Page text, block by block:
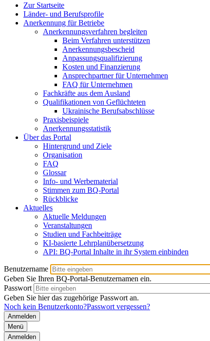
Zur Startseite
Länder- und Berufsprofile
Anerkennung für Betriebe
Anerkennungsverfahren begleiten
Beim Verfahren unterstützen
Anerkennungsbescheid
Anpassungsqualifizierung
Kosten und Finanzierung
Ansprechpartner für Unternehmen
FAQ für Unternehmen
Fachkräfte aus dem Ausland
Qualifikationen von Geflüchteten
Ukrainische Berufsabschlüsse
Praxisbeispiele
Anerkennungsstatistik
Über das Portal
Hintergrund und Ziele
Organisation
FAQ
Glossar
Info- und Werbematerial
Stimmen zum BQ-Portal
Rückblicke
Aktuelles
Aktuelle Meldungen
Veranstaltungen
Studien und Fachbeiträge
KI-basierte Lehrplanübersetzung
API: BQ-Portal Inhalte in ihr System einbinden
Benutzername
Geben Sie Ihren BQ-Portal-Benutzernamen ein.
Passwort
Geben Sie hier das zugehörige Passwort an.
Noch kein Benutzerkonto?Passwort vergessen?
Menü
Anmelden